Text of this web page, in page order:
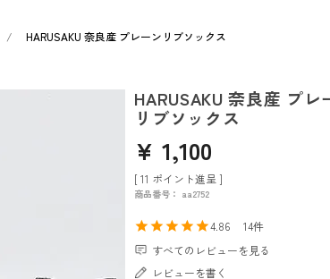
HARUSAKU 奈良産 プレーンリブソックス
HARUSAKU 奈良産 プレ
リブソックス
¥ 1,100
[ 11 ポイント進呈 ]
商品番号 aa2752
4.86
14
すべてのレビューを見る
レビューを書く